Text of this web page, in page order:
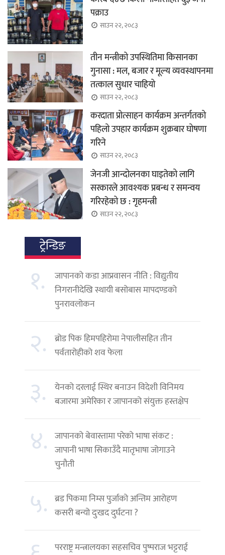
पक्राउ
साउन २२, २०८३
तीन मन्त्रीको उपस्थितिमा किसानका
गुनासा : मल, बजार र मूल्य व्यवस्थापनमा
तत्काल सुधार चाहियो
साउन २२, २०८३
करदाता प्रोत्साहन कार्यक्रम अन्तर्गतको
पहिलो उपहार कार्यक्रम शुक्रबार घोषणा
गरिने
साउन २२, २०८३
जेनजी आन्दोलनका घाइतेको लागि
सरकारले आवश्यक प्रबन्ध र समन्वय
गरिरहेको छ : गृहमन्त्री
साउन २२, २०८३
ट्रेन्डिङ
१.
जापानको कडा आप्रवासन नीति : विद्युतीय
निगरानीदेखि स्थायी बसोबास मापदण्डको
पुनरावलोकन
२. ब्रोड पिक हिमपहिरोमा नेपालीसहित तीन
पर्वतारोहीको शव फेला
३.
येनको दरलाई स्थिर बनाउन विदेशी विनिमय
बजारमा अमेरिका र जापानको संयुक्त हस्तक्षेप
४. जापानको बेवास्तामा परेको भाषा संकट :
जापानी भाषा सिकाउँदै मातृभाषा जोगाउने
चुनौती
५. ब्रड पिकमा निम्स पुर्जाको अन्तिम आरोहण
कसरी बन्यो दुःखद दुर्घटना ?
परराष्ट्र मन्त्रालयका सहसचिव पुष्पराज भट्टराई